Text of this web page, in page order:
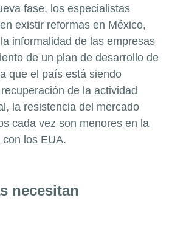
fase, los especialistas
existir reformas en México,
informalidad de las empresas
de un plan de desarrollo de
que el país está siendo
de la actividad
la resistencia del mercado
cada vez son menores en la
los EUA.
necesitan